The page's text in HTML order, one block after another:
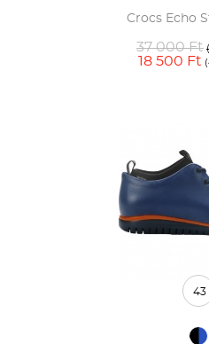
Crocs Echo
37 000 Ft
18 500 Ft
43